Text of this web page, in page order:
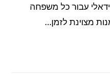
עבור כל משפחה
מצוינת לזמן…